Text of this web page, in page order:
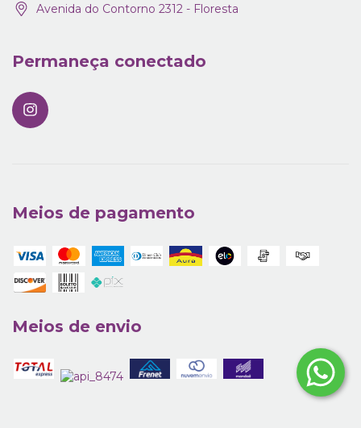
Avenida do Contorno 2312 - Floresta
Permaneça conectado
Meios de pagamento
Meios de envio